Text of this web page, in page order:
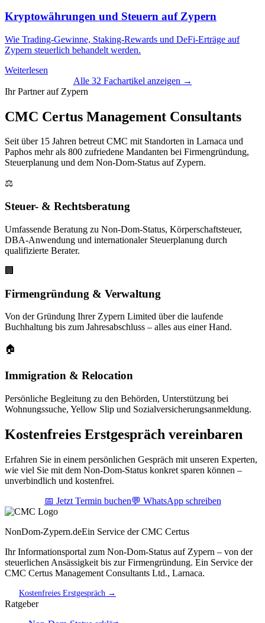
Kryptowährungen und Steuern auf Zypern
Wie Trading-Gewinne, Staking-Rewards und DeFi-Erträge auf
Zypern steuerlich behandelt werden.
Weiterlesen
Alle 32 Fachartikel anzeigen →
Ihr Partner auf Zypern
CMC Certus Management Consultants
Seit über 15 Jahren betreut CMC mit Standorten in Larnaca und
Paphos mehr als 800 zufriedene Mandanten bei Firmengründung,
Steuerplanung und dem Non-Dom-Status auf Zypern.
⚖️
Steuer- & Rechtsberatung
Umfassende Beratung zu Non-Dom-Status, Körperschaftsteuer,
DBA-Anwendung und internationaler Steuerplanung durch
qualifizierte Berater.
🏢
Firmengründung & Verwaltung
Von der Gründung Ihrer Zypern Limited über die laufende
Buchhaltung bis zum Jahresabschluss – alles aus einer Hand.
🏠
Immigration & Relocation
Persönliche Begleitung zu den Behörden, Unterstützung bei
Wohnungssuche, Yellow Slip und Sozialversicherungsanmeldung.
Kostenfreies Erstgespräch vereinbaren
Erfahren Sie in einem persönlichen Gespräch mit unseren Experten,
wie viel Sie mit dem Non-Dom-Status konkret sparen können –
unverbindlich und kostenfrei.
📅 Jetzt Termin buchen💬 WhatsApp schreiben
NonDom-Zypern.deEin Service der CMC Certus
Ihr Informationsportal zum Non-Dom-Status auf Zypern – von der
steuerlichen Ansässigkeit bis zur Firmengründung. Ein Service der
CMC Certus Management Consultants Ltd., Larnaca.
Kostenfreies Erstgespräch →
Ratgeber